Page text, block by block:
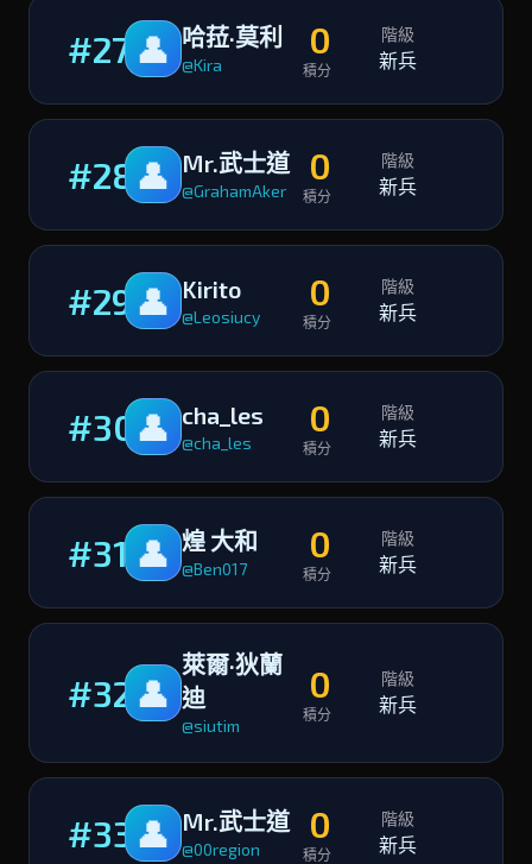
#27 👤 哈菈·莫利
@Kira
0
積分
階級
新兵
#28 👤 Mr.武士道
@GrahamAker
0
積分
階級
新兵
#29 👤 Kirito
@Leosiucy
0
積分
階級
新兵
#30 👤 cha_les
@cha_les
0
積分
階級
新兵
#31 👤 煌 大和
@Ben017
0
積分
階級
新兵
#32 👤
萊爾·狄蘭
迪
@siutim
0
積分
階級
新兵
#33 👤 Mr.武士道
@00region
0
積分
階級
新兵